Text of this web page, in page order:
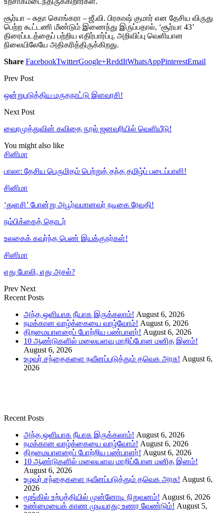
சூர்யா – சுதா கொங்கரா – ஜீ.வி. பிரகாஷ் குமார் என தேசிய விருது
பெற்ற கூட்டணி மீண்டும் இணைந்து இருப்பதால், ‘சூர்யா 43’
திரைப்படத்தைப் பற்றிய எதிர்பார்ப்பு, அறிவிப்பு வெளியான
நிலையிலேயே அதிகரித்திருக்கிறது.
Share FacebookTwitterGoogle+ReddItWhatsAppPinterestEmail
Prev Post
ஒன்றுபடுத்திய மருதநாட்டு இளவரசி!
Next Post
வைரமுத்துவின் கவிதை நூல் ஜனவரியில் வெளியீடு!
You might also like
சினிமா
பாலா: தேசிய பெருமிதம் பெற்றுத் தந்த தமிழ்ப் படைப்பாளி!
சினிமா
‘துளசி’ போன்று அபூர்வமானவர் நடிகை ரேவதி!
நம்பிக்கைத் தொடர்
உலகைக் கவர்ந்த பெண் இயக்குநர்கள்!
சினிமா
எது போலி, எது அசல்?
Prev Next
Recent Posts
அந்த ஒளியாக நீயாக இருக்கலாம்! August 6, 2026
நமக்கான வாழ்க்கையை வாழ்வோம்! August 6, 2026
திறமையாளரைப் போற்றிய பண்பாளர்! August 6, 2026
10 ஆண்டுகளில் மலையளவு மாறிப்போன மனித இனம்!
August 6, 2026
உழவர் சந்தைகளை நவீனப்படுத்தும் தவெக அரசு! August 6,
2026
Recent Posts
அந்த ஒளியாக நீயாக இருக்கலாம்! August 6, 2026
நமக்கான வாழ்க்கையை வாழ்வோம்! August 6, 2026
திறமையாளரைப் போற்றிய பண்பாளர்! August 6, 2026
10 ஆண்டுகளில் மலையளவு மாறிப்போன மனித இனம்!
August 6, 2026
உழவர் சந்தைகளை நவீனப்படுத்தும் தவெக அரசு! August 6,
2026
மூங்கில் உற்பத்தியில் முன்னோடி நிறுவனம்! August 6, 2026
உண்மையைக் காண முடியாது; உணர வேண்டும்! August 5,